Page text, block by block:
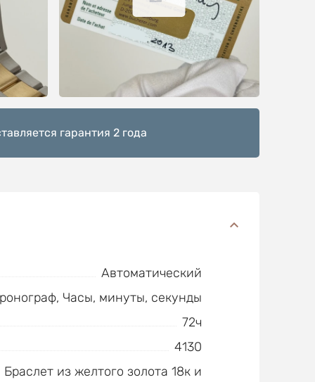
гарантия 2 года
Автоматический
Часы, минуты, секунды
72ч
4130
Браслет из желтого золота 18к и